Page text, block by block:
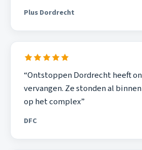
Plus Dordrecht
“Ontstoppen Dordrecht heeft
vervangen. Ze stonden al
op het complex”
DFC